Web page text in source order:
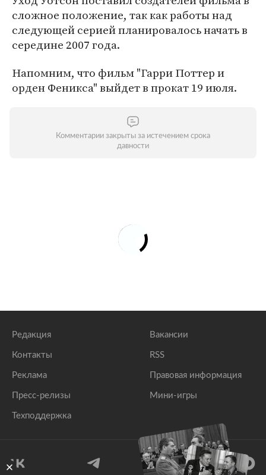
сложное положение, так как работы над
следующей серией планировалось начать в
середине 2007 года.
Напомним, что фильм "Гарри Поттер и
орден Феникса" выйдет в прокат 19 июля.
Комментарии закрыты за истечением срока
давности
Редакция
Контакты
Реклама
Пресс-релизы
Техподдержка
Вакансии
RSS
Правовая информация
Мини-игры